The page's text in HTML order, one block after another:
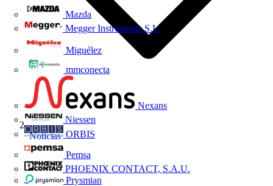
Mazda
Megger Instruments S.L.
Miguélez
mmconecta
Nexans
Niessen
ORBIS
Pemsa
PHOENIX CONTACT, S.A.U.
Prysmian
Noticias